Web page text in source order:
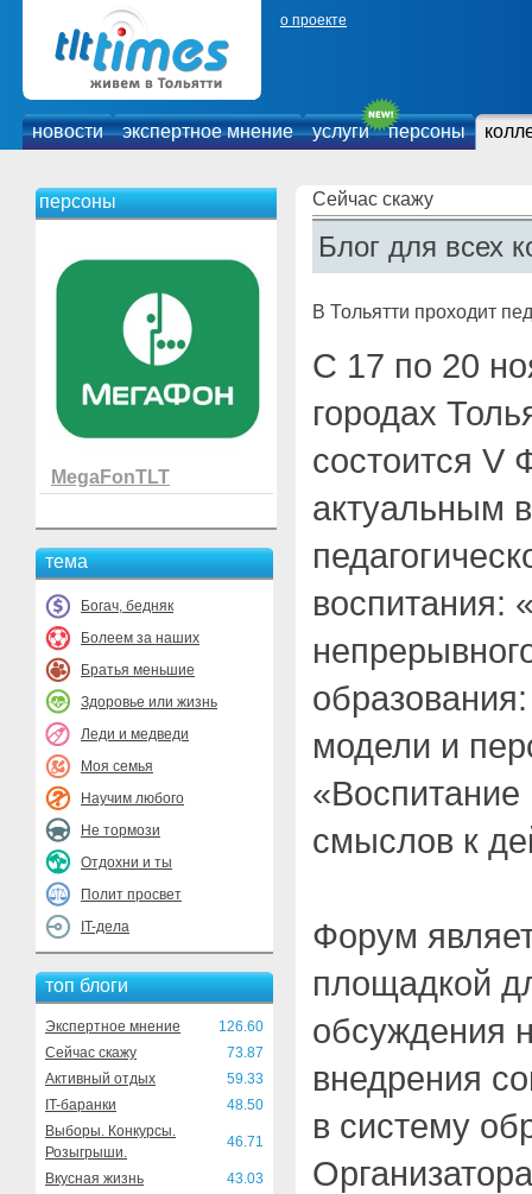
о проекте
новости экспертное мнение услуги персоны
персоны
MegaFonTLT
тема
Богач, бедняк
Болеем за наших
Братья меньшие
Здоровье или жизнь
Леди и медведи
Моя семья
Научим любого
Не тормози
Отдохни и ты
Полит просвет
IT-дела
топ блоги
Экспертное мнение
126.60
Сейчас скажу
73.87
Активный отдых
59.33
IT-баранки
48.50
Выборы. Конкурсы.
Розыгрыши.
46.71
Вкусная жизнь
43.03
Сейчас скажу
Блог для всех
В Тольятти проходит
С 17 по 20
городах
состоится
актуальным
воспитания:
модели и
«Воспитание
смыслов к
Форум
площадкой
обсуждения
внедрения
в систему